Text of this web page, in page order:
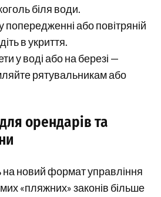
біля води.
або повітряній
в укриття.
у воді або на березі —
рятувальникам або
орендарів та
новий формат управління
«пляжних» законів більше